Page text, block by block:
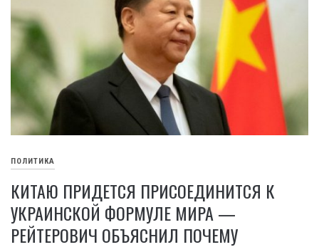
ПОЛИТИКА
КИТАЮ ПРИДЕТСЯ ПРИСОЕДИНИТСЯ К
УКРАИНСКОЙ ФОРМУЛЕ МИРА —
РЕЙТЕРОВИЧ ОБЪЯСНИЛ ПОЧЕМУ